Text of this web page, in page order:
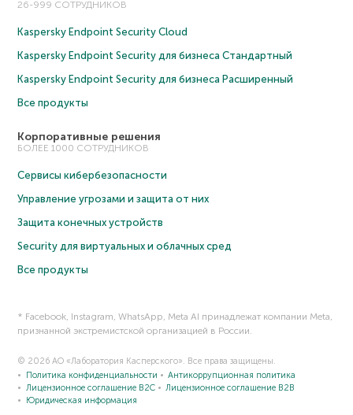
26-999 СОТРУДНИКОВ
Kaspersky Endpoint Security Cloud
Kaspersky Endpoint Security для бизнеса Cтандартный
Kaspersky Endpoint Security для бизнеса Расширенный
Все продукты
Корпоративные решения
БОЛЕЕ 1000 СОТРУДНИКОВ
Сервисы кибербезопасности
Управление угрозами и защита от них
Защита конечных устройств
Security для виртуальных и облачных сред
Все продукты
* Facebook, Instagram, WhatsApp, Meta AI принадлежат компании Meta,
признанной экстремистской организацией в России.
© 2026 АО «Лаборатория Касперского». Все права защищены.
Политика конфиденциальности
Антикоррупционная политика
Лицензионное соглашение B2C
Лицензионное соглашение B2B
Юридическая информация